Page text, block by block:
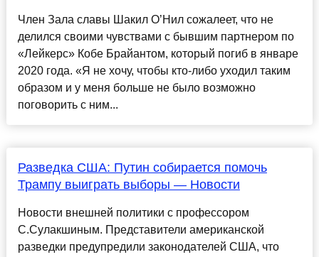
Член Зала славы Шакил О’Нил сожалеет, что не
делился своими чувствами с бывшим партнером по
«Лейкерс» Кобе Брайантом, который погиб в январе
2020 года. «Я не хочу, чтобы кто-либо уходил таким
образом и у меня больше не было возможно
поговорить с ним...
Разведка США: Путин собирается помочь
Трампу выиграть выборы — Новости
Новости внешней политики с профессором
С.Сулакшиным. Представители американской
разведки предупредили законодателей США, что